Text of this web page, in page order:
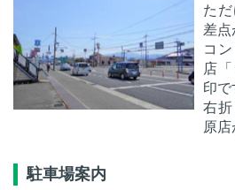
た
差点
コ
店
印で
右
原店
駐車場案内